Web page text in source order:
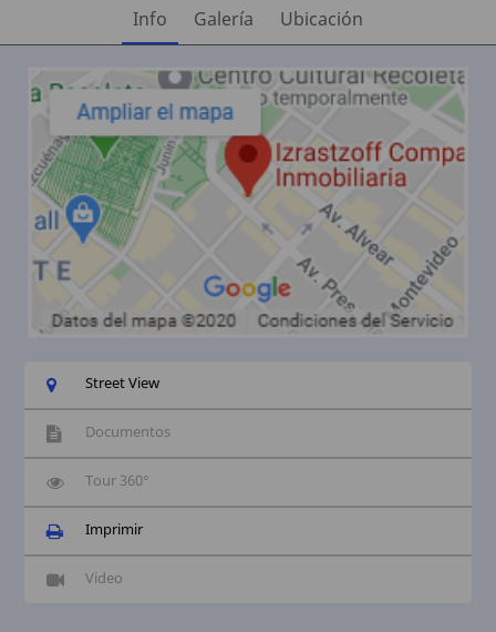
Info Galería Ubicación
Street View
Documentos
Tour 360°
Imprimir
Video